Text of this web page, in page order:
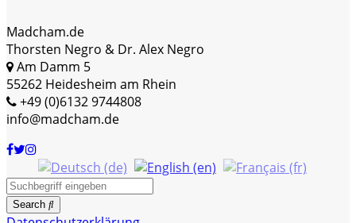
Madcham.de
Thorsten Negro & Dr. Alex Negro
Am Damm 5
55262 Heidesheim am Rhein
+49 (0)6132 9744808
info@madcham.de
Search